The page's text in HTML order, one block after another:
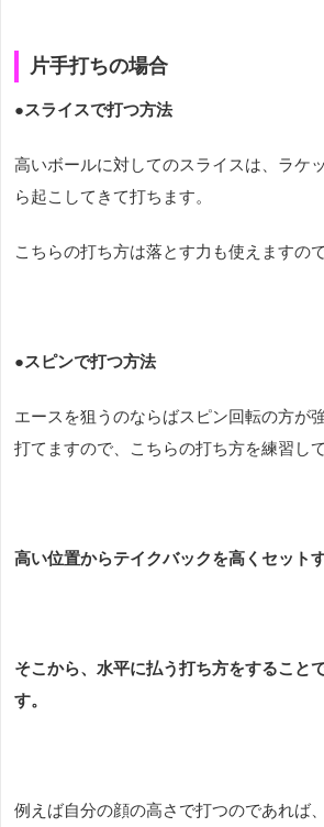
片手打ちの場合
●スライスで打つ方法
高いボールに対してのスライスは、ラケ
ら起こしてきて打ちます。
こちらの打ち方は落とす力も使えますの
●スピンで打つ方法
エースを狙うのならばスピン回転の方が
打てますので、こちらの打ち方を練習し
高い位置からテイクバックを高くセット
そこから、水平に払う打ち方をすること
す。
例えば自分の顔の高さで打つのであれば